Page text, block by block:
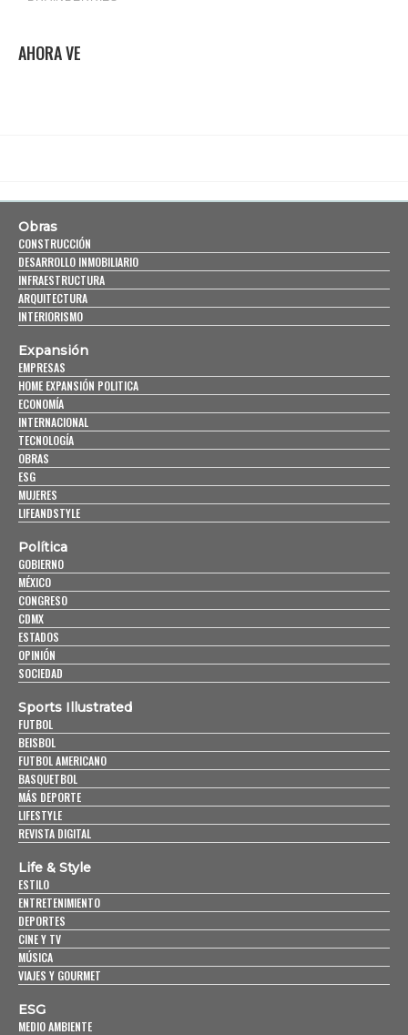
AHORA VE
Obras
CONSTRUCCIÓN
DESARROLLO INMOBILIARIO
INFRAESTRUCTURA
ARQUITECTURA
INTERIORISMO
Expansión
EMPRESAS
HOME EXPANSIÓN POLITICA
ECONOMÍA
INTERNACIONAL
TECNOLOGÍA
OBRAS
ESG
MUJERES
LIFEANDSTYLE
Política
GOBIERNO
MÉXICO
CONGRESO
CDMX
ESTADOS
OPINIÓN
SOCIEDAD
Sports Illustrated
FUTBOL
BEISBOL
FUTBOL AMERICANO
BASQUETBOL
MÁS DEPORTE
LIFESTYLE
REVISTA DIGITAL
Life & Style
ESTILO
ENTRETENIMIENTO
DEPORTES
CINE Y TV
MÚSICA
VIAJES Y GOURMET
ESG
MEDIO AMBIENTE